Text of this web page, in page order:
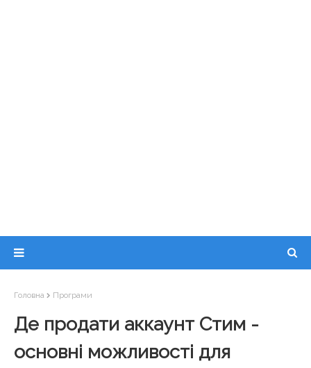
Головна Програми
Де продати аккаунт Стим -
основні можливості для